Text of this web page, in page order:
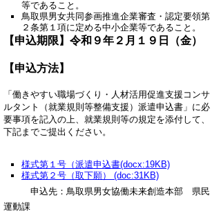
等であること。
鳥取県男女共同参画推進企業審査・認定要領第
２条第１項に定める中小企業等であること。
【申込期限】令和９年２月１９日（金）
【申込方法】
「働きやすい職場づくり・人材活用促進支援コンサ
ルタント（就業規則等整備支援）派遣申込書」に必
要事項を記入の上、就業規則等の規定を添付して、
下記までご提出ください。
様式第１号（派遣申込書(docx:19KB)
様式第２号（取下願） (doc:31KB)
申込先：鳥取県男女協働未来創造本部 県民
運動課